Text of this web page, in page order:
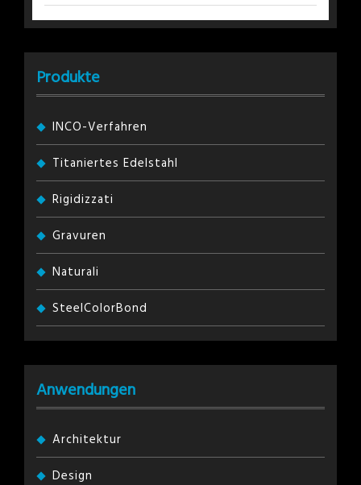
Produkte
INCO-Verfahren
Titaniertes Edelstahl
Rigidizzati
Gravuren
Naturali
SteelColorBond
Anwendungen
Architektur
Design